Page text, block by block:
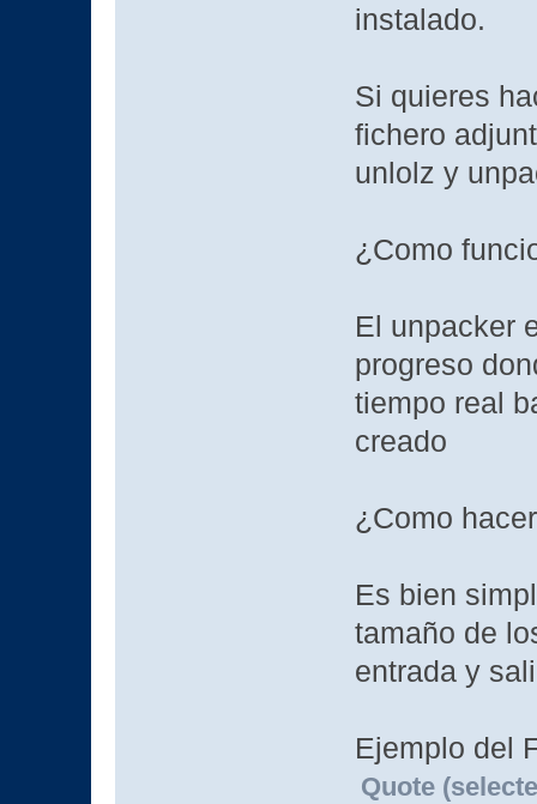
instalado.
Si quieres
fichero
unlolz y
¿Como
El unpacker
progreso
tiempo real
creado
¿Como
Es bien
tamaño de
entrada y
Ejemplo del
Quote